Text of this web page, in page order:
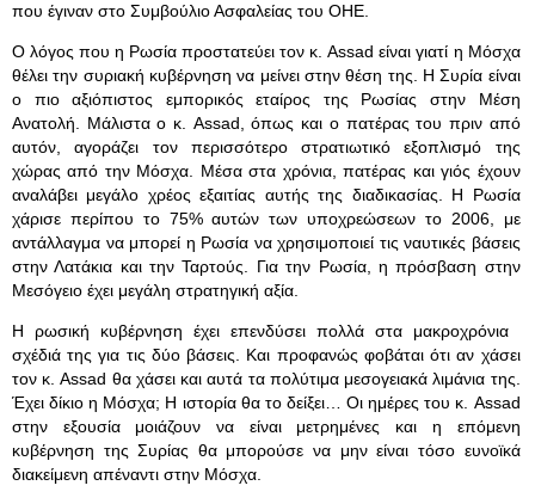
που έγιναν στο Συμβούλιο Ασφαλείας του ΟΗΕ.
Ο λόγος που η Ρωσία προστατεύει τον κ. Assad είναι γιατί η Μόσχα
θέλει την συριακή κυβέρνηση να μείνει στην θέση της. Η Συρία είναι
ο πιο αξιόπιστος εμπορικός εταίρος της Ρωσίας στην Μέση
Ανατολή. Μάλιστα ο κ. Assad, όπως και ο πατέρας του πριν από
αυτόν, αγοράζει τον περισσότερο στρατιωτικό εξοπλισμό της
χώρας από την Μόσχα. Μέσα στα χρόνια, πατέρας και γιός έχουν
αναλάβει μεγάλο χρέος εξαιτίας αυτής της διαδικασίας. Η Ρωσία
χάρισε περίπου το 75% αυτών των υποχρεώσεων το 2006, με
αντάλλαγμα να μπορεί η Ρωσία να χρησιμοποιεί τις ναυτικές βάσεις
στην Λατάκια και την Ταρτούς. Για την Ρωσία, η πρόσβαση στην
Μεσόγειο έχει μεγάλη στρατηγική αξία.
Η ρωσική κυβέρνηση έχει επενδύσει πολλά στα μακροχρόνια
σχέδιά της για τις δύο βάσεις. Και προφανώς φοβάται ότι αν χάσει
τον κ. Assad θα χάσει και αυτά τα πολύτιμα μεσογειακά λιμάνια της.
Έχει δίκιο η Μόσχα; Η ιστορία θα το δείξει… Οι ημέρες του κ. Assad
στην εξουσία μοιάζουν να είναι μετρημένες και η επόμενη
κυβέρνηση της Συρίας θα μπορούσε να μην είναι τόσο ευνοϊκά
διακείμενη απέναντι στην Μόσχα.